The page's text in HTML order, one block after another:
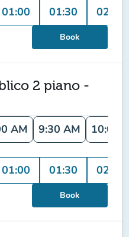
01:00 01:30 02:00
Book
2 piano -
AM 9:30 AM 10:00
01:00 01:30 02:00
Book